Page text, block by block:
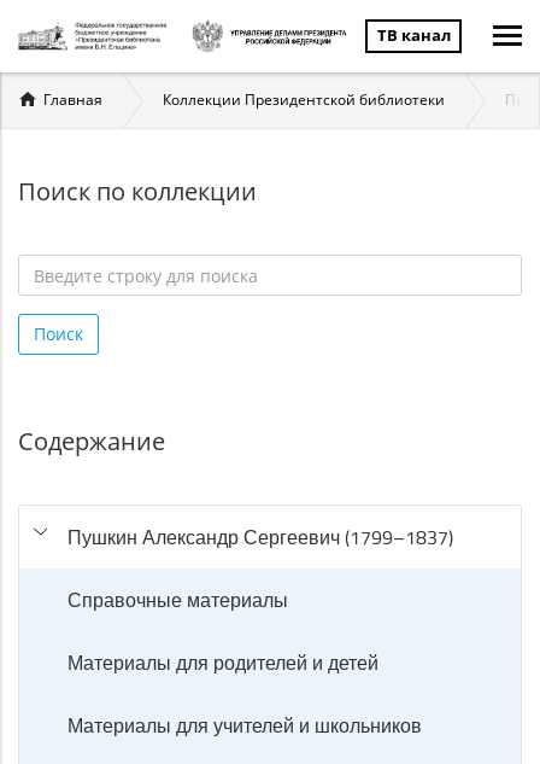
ТВ канал
Вы
здесь
Главная Коллекции Президентской библиотеки
Поиск по коллекции
строку
для
Поиск
Содержание
Пушкин Александр Сергеевич (1799–1837)
Справочные материалы
Материалы для родителей и детей
Материалы для учителей и школьников